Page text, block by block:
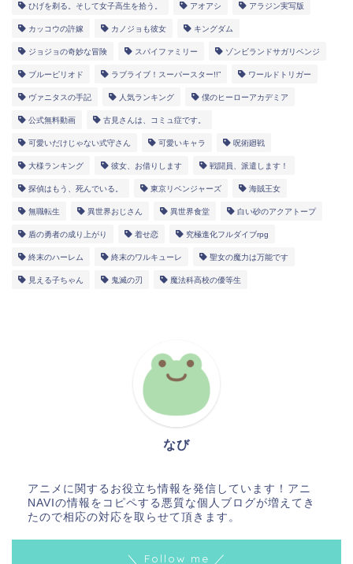
ひげを剃る。そして女子高生を拾う。 アオアシ アラジン実写版
カッコウの許嫁 カノジョも彼女 キングダム
ジョジョの奇妙な冒険 スパイファミリー ゾンビランドサガリベンジ
ブルーピリオド ラブライブ！スーパースター!!” ワールドトリガー
ヴァニタスの手記 人気ランキング 僕のヒーローアカデミア
公式無料動画 古見さんは、コミュ症です。
可愛いだけじゃない式守さん 可愛いキャラ 呪術廻戦
大様ランキング 彼女、お借りします 戦闘員、派遣します！
探偵はもう、死んでいる。 東京リベンジャーズ 海賊王女
無職転生 異世界おじさん 異世界食堂 白い砂のアクアトープ
盾の勇者の成り上がり 着せ恋 究極進化フルダイブrpg
終末のハーレム 終末のワルキューレ 聖女の魔力は万能です
見える子ちゃん 鬼滅の刃 魔法科高校の優等生
なび
アニメに関するお役立ち情報を発信しています！アニ
NAVIの情報をコピペする悪質な個人ブログが増えてき
たので相応の対応を取らせて頂きます。
＼ Follow me ／